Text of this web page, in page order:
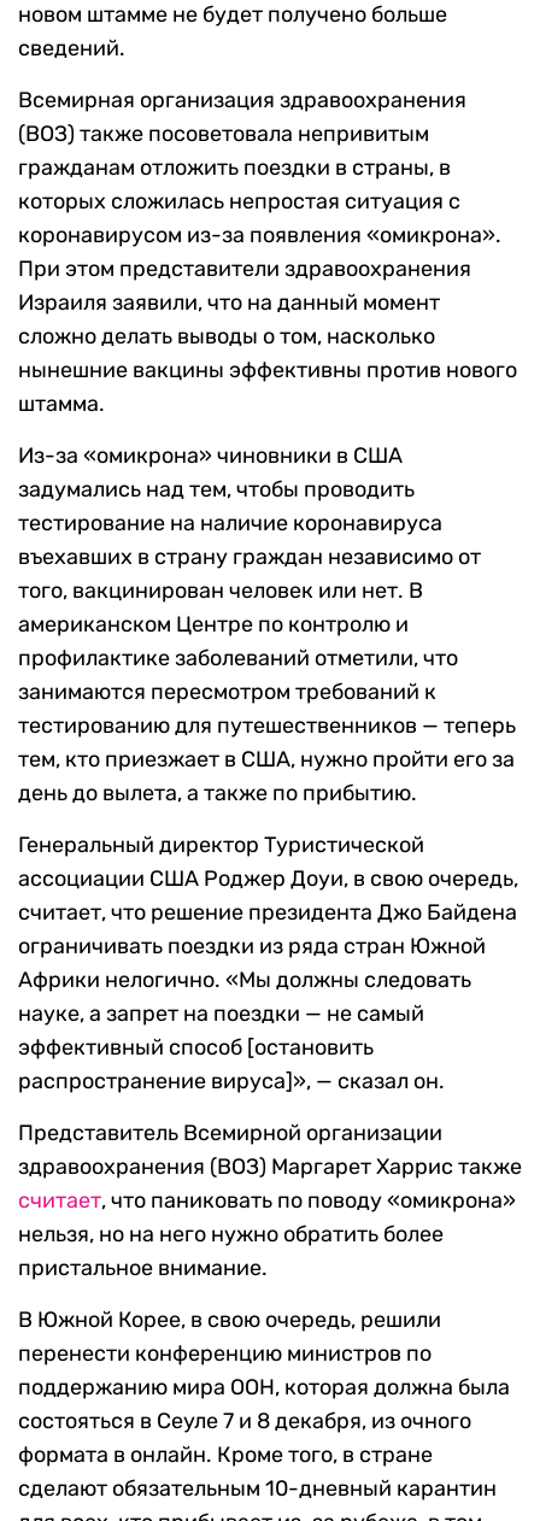
новом штамме не будет получено больше
сведений.
Всемирная организация здравоохранения
(ВОЗ) также посоветовала непривитым
гражданам отложить поездки в страны, в
которых сложилась непростая ситуация с
коронавирусом из-за появления «омикрона».
При этом представители здравоохранения
Израиля заявили, что на данный момент
сложно делать выводы о том, насколько
нынешние вакцины эффективны против нового
штамма.
Из-за «омикрона» чиновники в США
задумались над тем, чтобы проводить
тестирование на наличие коронавируса
въехавших в страну граждан независимо от
того, вакцинирован человек или нет. В
американском Центре по контролю и
профилактике заболеваний отметили, что
занимаются пересмотром требований к
тестированию для путешественников — теперь
тем, кто приезжает в США, нужно пройти его за
день до вылета, а также по прибытию.
Генеральный директор Туристической
ассоциации США Роджер Доуи, в свою очередь,
считает, что решение президента Джо Байдена
ограничивать поездки из ряда стран Южной
Африки нелогично. «Мы должны следовать
науке, а запрет на поездки — не самый
эффективный способ [остановить
распространение вируса]», — сказал он.
Представитель Всемирной организации
здравоохранения (ВОЗ) Маргарет Харрис также
считает, что паниковать по поводу «омикрона»
нельзя, но на него нужно обратить более
пристальное внимание.
В Южной Корее, в свою очередь, решили
перенести конференцию министров по
поддержанию мира ООН, которая должна была
состояться в Сеуле 7 и 8 декабря, из очного
формата в онлайн. Кроме того, в стране
сделают обязательным 10-дневный карантин